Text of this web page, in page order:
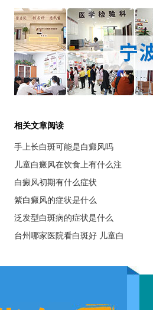
相关文章阅读
手上长白斑可能是白癜风吗
儿童白癜风在饮食上有什么注
白癜风初期有什么症状
紫白癜风的症状是什么
泛发型白斑病的症状是什么
台州哪家医院看白斑好 儿童白